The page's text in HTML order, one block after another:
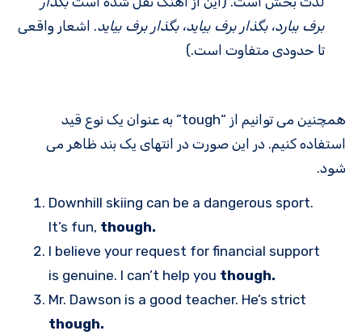
برف ببارد، بگذار برف بیاید، بگذار برف بیاید. اشعار واقعی
تا حدودی متفاوت است.)
همچنین می توانیم از “tough” به عنوان یک نوع قید
استفاده کنیم. در این صورت در انتهای یک بند ظاهر می
شود.
Downhill skiing can be a dangerous sport.
It’s fun, though.
I believe your request for financial support
is genuine. I can’t help you though.
Mr. Dawson is a good teacher. He’s strict
though.